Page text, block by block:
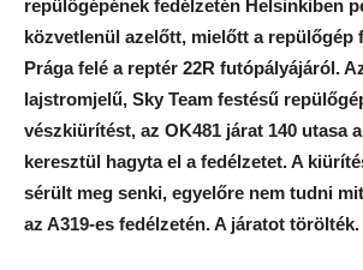
repülőgépének fedélzetén Helsinkiben
közvetlenül azelőtt, mielőtt a repülőgép
Prága felé a reptér 22R futópályájáról.
lajstromjelű, Sky Team festésű
vészkiürítést, az OK481 járat 140 utasa
keresztül hagyta el a fedélzetet. A
sérült meg senki, egyelőre nem tudni
az A319-es fedélzetén. A járatot törölték.